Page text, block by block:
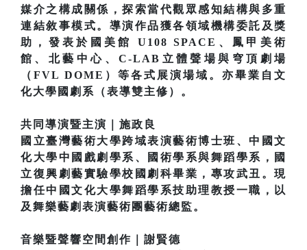
媒介之構成關係，探索當代觀眾感知結構與多重
連結敘事模式。導演作品獲各領域機構委託及獎
助，發表於國美館 U108 SPACE、鳳甲美術
館、北藝中心、C-LAB立體聲場與穹頂劇場
（FVL DOME）等各式展演場域。亦畢業自文
化大學國劇系（表導雙主修）。
共同導演暨主演｜施政良
國立臺灣藝術大學跨域表演藝術博士班、中國文
化大學中國戲劇學系、國術學系與舞蹈學系，國
立復興劇藝實驗學校國劇科畢業，專攻武丑。現
擔任中國文化大學舞蹈學系技助理教授一職，以
及舞樂藝劇表演藝術團藝術總監。
音樂暨聲響空間創作｜謝賢德